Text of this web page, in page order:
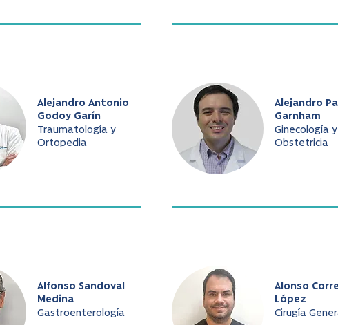
Alejandro Antonio
Godoy Garín
Traumatología y
Ortopedia
Alfonso Sandoval
Medina
Gastroenterología
Alejandro
Garnham
Ginecología y
Obstetricia
Alonso
López
Cirugía